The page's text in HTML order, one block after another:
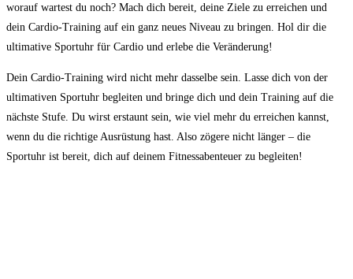
worauf wartest du noch? Mach dich bereit, deine Ziele zu erreichen und
dein​ Cardio-Training auf ein⁢ ganz neues Niveau zu bringen. Hol dir die
ultimative Sportuhr für Cardio und erlebe die Veränderung!
Dein Cardio-Training wird nicht mehr dasselbe sein. ‌Lasse dich von der
ultimativen Sportuhr begleiten und bringe dich und dein ‍Training auf die
‍nächste Stufe. Du wirst erstaunt sein, wie viel mehr ⁣du erreichen kannst,
wenn du die richtige Ausrüstung‍ hast. Also zögere nicht länger – die
Sportuhr ⁣ist ⁣bereit, dich auf deinem Fitnessabenteuer ⁢zu begleiten!